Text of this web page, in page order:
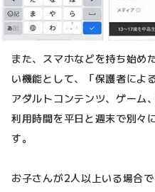
また、スマホなどを持ち始め
い機能として、「保護者によ
アダルトコンテンツ、ゲーム
利用時間を平日と週末で別々
す。
お子さんが2人以上いる場合